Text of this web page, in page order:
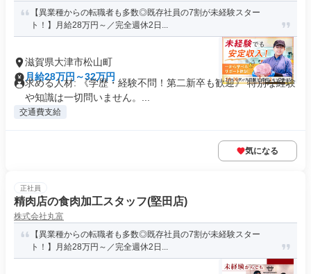
【異業種からの転職者も多数◎既存社員の7割が未経験スター
ト！】月給28万円～／完全週休2日...
滋賀県大津市松山町
月給28万円～32万円
求める人材: 《学歴・経験不問！第二新卒も歓迎》 特別な経験
や知識は一切問いません。...
交通費支給
気になる
正社員
精肉店の食肉加工スタッフ(堅田店)
株式会社丸富
【異業種からの転職者も多数◎既存社員の7割が未経験スター
ト！】月給28万円～／完全週休2日...